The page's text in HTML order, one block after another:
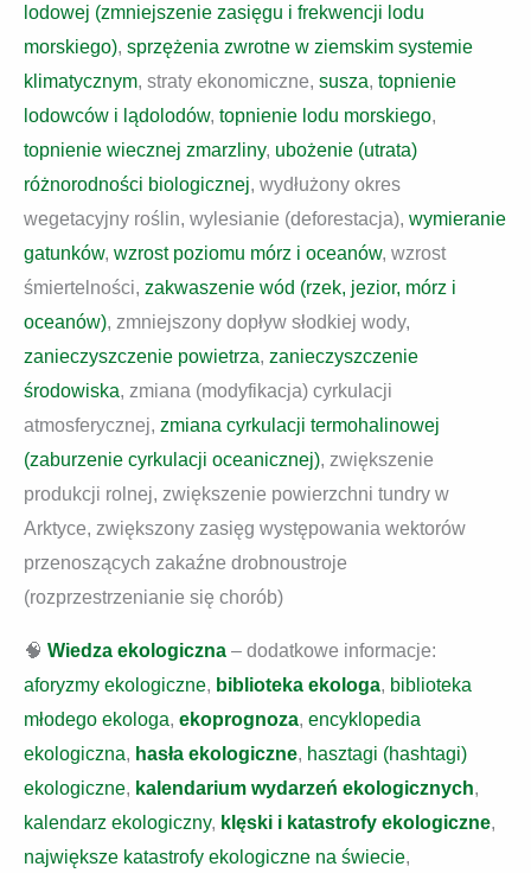
lodowej (zmniejszenie zasięgu i frekwencji lodu
morskiego), sprzężenia zwrotne w ziemskim systemie
klimatycznym, straty ekonomiczne, susza, topnienie
lodowców i lądolodów, topnienie lodu morskiego,
topnienie wiecznej zmarzliny, ubożenie (utrata)
różnorodności biologicznej, wydłużony okres
wegetacyjny roślin, wylesianie (deforestacja), wymieranie
gatunków, wzrost poziomu mórz i oceanów, wzrost
śmiertelności, zakwaszenie wód (rzek, jezior, mórz i
oceanów), zmniejszony dopływ słodkiej wody,
zanieczyszczenie powietrza, zanieczyszczenie
środowiska, zmiana (modyfikacja) cyrkulacji
atmosferycznej, zmiana cyrkulacji termohalinowej
(zaburzenie cyrkulacji oceanicznej), zwiększenie
produkcji rolnej, zwiększenie powierzchni tundry w
Arktyce, zwiększony zasięg występowania wektorów
przenoszących zakaźne drobnoustroje
(rozprzestrzenianie się chorób)
🧠 Wiedza ekologiczna – dodatkowe informacje:
aforyzmy ekologiczne, biblioteka ekologa, biblioteka
młodego ekologa, ekoprognoza, encyklopedia
ekologiczna, hasła ekologiczne, hasztagi (hashtagi)
ekologiczne, kalendarium wydarzeń ekologicznych,
kalendarz ekologiczny, klęski i katastrofy ekologiczne,
największe katastrofy ekologiczne na świecie,